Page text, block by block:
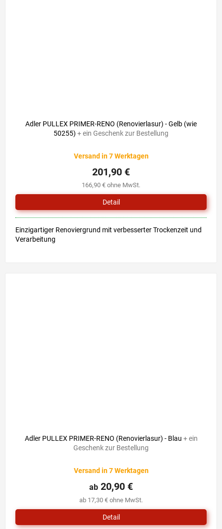
Adler PULLEX PRIMER-RENO (Renovierlasur) - Gelb (wie
50255) + ein Geschenk zur Bestellung
Versand in 7 Werktagen
166,90 € ohne MwSt.
201,90 €
Detail
Einzigartiger Renoviergrund mit verbesserter Trockenzeit und
Verarbeitung
Adler PULLEX PRIMER-RENO (Renovierlasur) - Blau + ein
Geschenk zur Bestellung
Versand in 7 Werktagen
ab 17,30 € ohne MwSt.
ab 20,90 €
Detail